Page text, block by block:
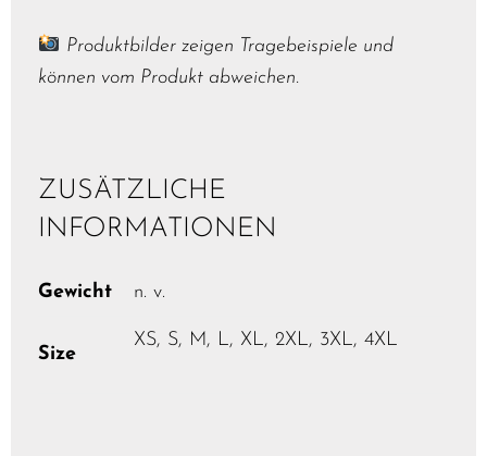
Produktbilder zeigen Tragebeispiele und
können vom Produkt abweichen.
ZUSÄTZLICHE
INFORMATIONEN
Gewicht n. v.
Size
XS, S, M, L, XL, 2XL, 3XL, 4XL